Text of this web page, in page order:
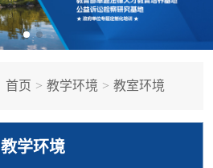
首页 教学环境 教室环境
教学环境